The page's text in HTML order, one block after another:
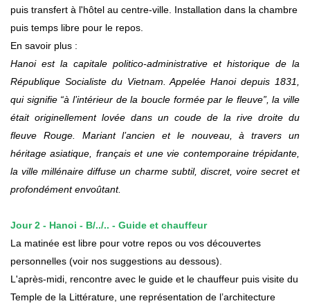
puis transfert à l'hôtel au centre-ville. Installation dans la chambre
puis temps libre pour le repos.
En savoir plus :
Hanoi est la capitale politico-administrative et historique de la
République Socialiste du Vietnam. Appelée Hanoi depuis 1831,
qui signifie “à l’intérieur de la boucle formée par le fleuve”, la ville
était originellement lovée dans un coude de la rive droite du
fleuve Rouge. Mariant l’ancien et le nouveau, à travers un
héritage asiatique, français et une vie contemporaine trépidante,
la ville millénaire diffuse un charme subtil, discret, voire secret et
profondément envoûtant.
Jour2 - Hanoi - B/../.. - Guide et chauffeur
La matinée est libre pour votre repos ou vos découvertes
personnelles (voir nos suggestions au dessous).
L'après-midi, rencontre avec le guide et le chauffeur puis visite du
Temple de la Littérature, une représentation de l’architecture